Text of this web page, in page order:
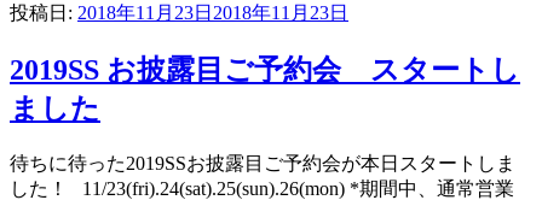
投稿日: 2018年11月23日 2018年11月23日
2019SS お披露目ご予約会 スタートし
ました
待ちに待った2019SSお披露目ご予約会が本日スタートしま
した！ 11/23(fri).24(sat).25(sun).26(mon) *期間中、通常営業